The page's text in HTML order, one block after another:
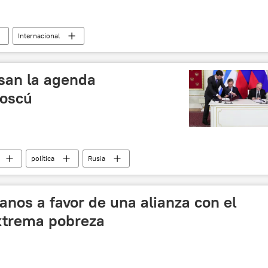
Internacional
embarazo licencia
descanso
la agenda
política
Rusia
Argentina
Vladímir Putin
a favor de una alianza con el
pobreza